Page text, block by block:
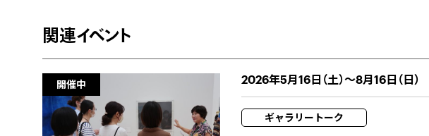
関連イベント
開催中 2026年5月16日（土）～8月16日（日）
ギャラリートーク